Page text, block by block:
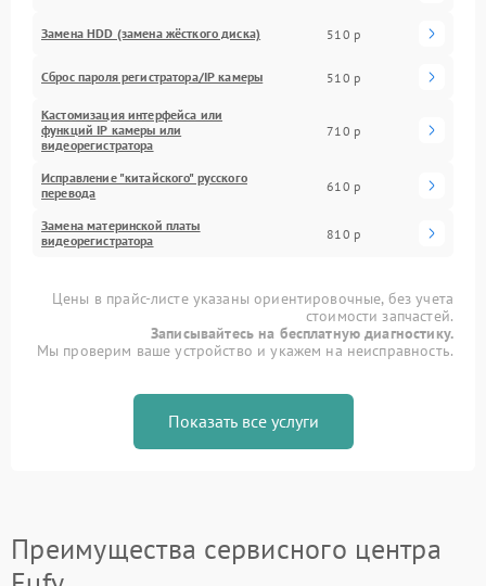
Замена HDD (замена жёсткого диска) 510 р
Сброс пароля регистратора/IP камеры 510 р
Кастомизация интерфейса или
функций IP камеры или
видеорегистратора
710 р
Исправление "китайского" русского
перевода
610 р
Замена материнской платы
видеорегистратора
810 р
Цены в прайс-листе указаны ориентировочные, без учета
стоимости запчастей.
Записывайтесь на бесплатную диагностику.
Мы проверим ваше устройство и укажем на неисправность.
Показать все услуги
Преимущества сервисного центра